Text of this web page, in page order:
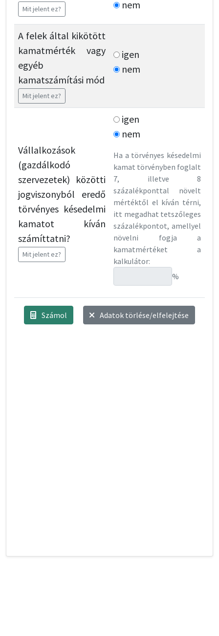
Mit jelent ez? nem
A felek által kikötött
kamatmérték vagy
egyéb
kamatszámítási mód
Mit jelent ez?
igen
nem
Vállalkozások
(gazdálkodó
szervezetek) közötti
jogviszonyból eredő
törvényes késedelmi
kamatot kíván
számíttatni?
Mit jelent ez?
igen
nem
Ha a törvényes késedelmi
kamat törvényben foglalt
7, illetve 8
százalékponttal növelt
mértéktől el kíván térni,
itt megadhat tetszőleges
százalékpontot, amellyel
növelni fogja a
kamatmértéket a
kalkulátor:
%
Számol Adatok törlése/elfelejtése